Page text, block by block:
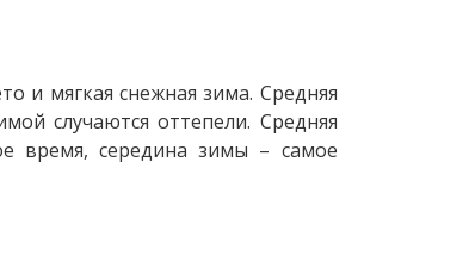
и мягкая снежная зима. Средняя
случаются оттепели. Средняя
время, середина зимы – самое